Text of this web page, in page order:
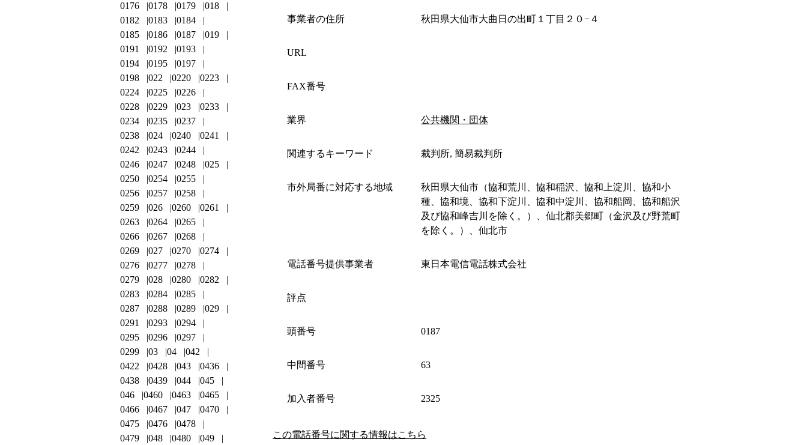
事業者の住所 秋田県大仙市大曲日の出町１丁目２０−４
URL
FAX番号
業界 公共機関・団体
関連するキーワード 裁判所, 簡易裁判所
市外局番に対応する地域
秋田県大仙市（協和荒川、協和稲沢、協和上淀川、協和小
種、協和境、協和下淀川、協和中淀川、協和船岡、協和船沢
及び協和峰吉川を除く。）、仙北郡美郷町（金沢及び野荒町
を除く。）、仙北市
電話番号提供事業者 東日本電信電話株式会社
評点
頭番号 0187
中間番号 63
加入者番号 2325
この電話番号に関する情報はこちら
0176
0178 0179
018
0182
0183
0184
0185
0186 0187
019
0191
0192
0193
0194
0195
0197
0198
022 0220
0223
0224
0225
0226
0228
0229 023
0233
0234
0235
0237
0238
024 0240
0241
0242
0243
0244
0246
0247 0248
025
0250
0254
0255
0256
0257
0258
0259
026 0260
0261
0263
0264
0265
0266
0267
0268
0269
027 0270
0274
0276
0277
0278
0279
028 0280
0282
0283
0284
0285
0287
0288 0289
029
0291
0293
0294
0295
0296
0297
0299
03 04
042
0422
0428 043
0436
0438
0439 044
045
046
0460 0463
0465
0466
0467 047
0470
0475
0476
0478
0479
048 0480
049